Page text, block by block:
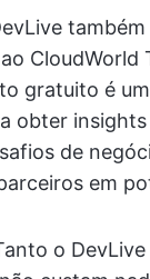
CloudWorld
gratuito é
obter
de
em
o